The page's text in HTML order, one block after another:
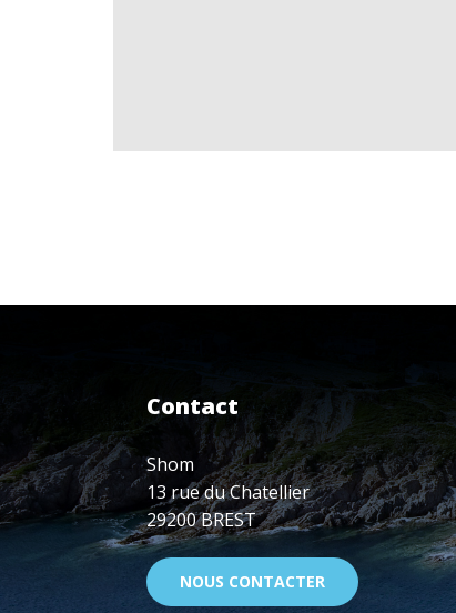
Contact
Shom
13 rue du Chatellier
29200 BREST
NOUS CONTACTER